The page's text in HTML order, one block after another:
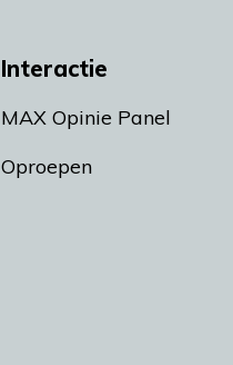
Interactie
MAX Opinie Panel
Oproepen